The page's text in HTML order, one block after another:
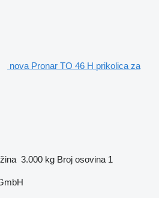
nova Pronar TO 46 H prikolica za
3.000 kg Broj osovina 1